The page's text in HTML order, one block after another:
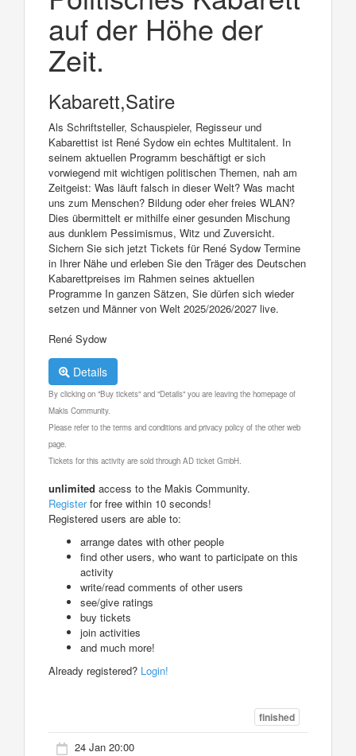
auf der Höhe der
Zeit.
Kabarett,Satire
Als Schriftsteller, Schauspieler, Regisseur und
Kabarettist ist René Sydow ein echtes Multitalent. In
seinem aktuellen Programm beschäftigt er sich
vorwiegend mit wichtigen politischen Themen, nah am
Zeitgeist: Was läuft falsch in dieser Welt? Was macht
uns zum Menschen? Bildung oder eher freies WLAN?
Dies übermittelt er mithilfe einer gesunden Mischung
aus dunklem Pessimismus, Witz und Zuversicht.
Sichern Sie sich jetzt Tickets für René Sydow Termine
in Ihrer Nähe und erleben Sie den Träger des Deutschen
Kabarettpreises im Rahmen seines aktuellen
Programme In ganzen Sätzen, Sie dürfen sich wieder
setzen und Männer von Welt 2025/2026/2027 live.
René Sydow
Details
By clicking on "Buy tickets" and "Details" you are leaving the homepage of
Makis Community.
Please refer to the terms and conditions and privacy policy of the other web
page.
Tickets for this activity are sold through AD ticket GmbH.
unlimited access to the Makis Community.
Registerfor free within 10 seconds!
Registered users are able to:
arrange dates with other people
find other users, who want to participate on this
activity
write/read comments of other users
see/give ratings
buy tickets
join activities
and much more!
Already registered? Login!
finished
24 Jan 20:00